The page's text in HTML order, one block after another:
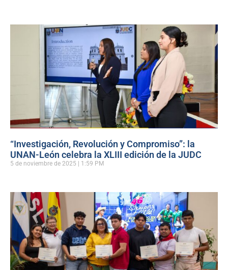
“Investigación, Revolución y Compromiso”: la
UNAN-León celebra la XLIII edición de la JUDC
5 de noviembre de 2025 1:59 PM